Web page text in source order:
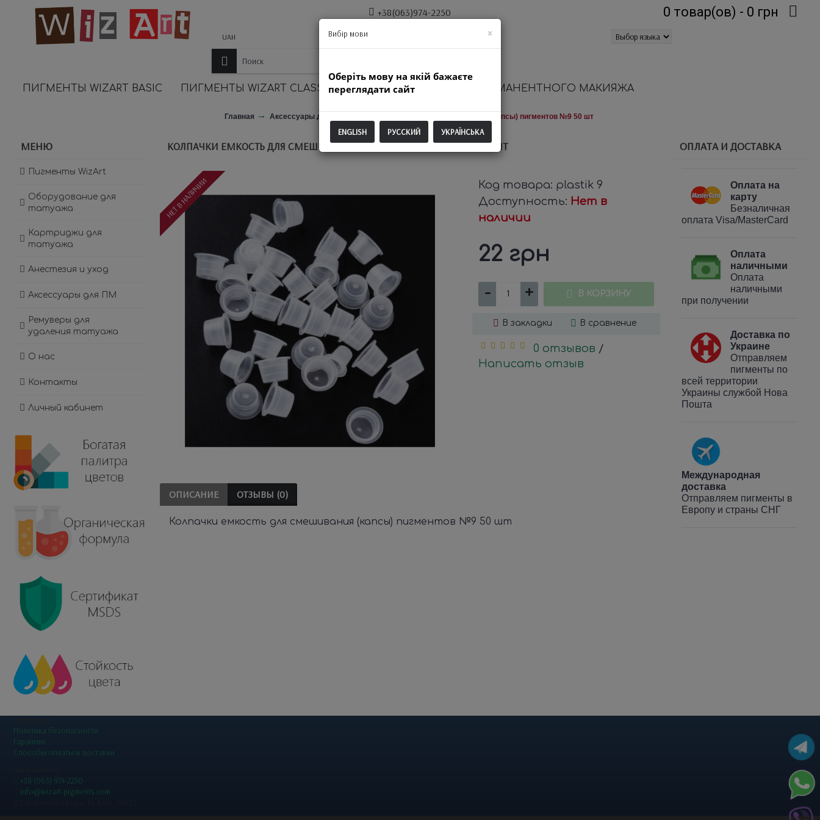
+38(063)974-2250 0 товар(ов) - 0 грн
UAH
ПИГМЕНТЫ WIZART BASIC ПИГМЕНТЫ WIZART CLASSIC ОБОРУДОВАНИЕ ДЛЯ ПЕРМАНЕНТНОГО МАКИЯЖА
Главная Аксессуары для ПМ Колпачки емкость для смешивания (капсы) пигментов №9 50 шт
МЕНЮ
Пигменты WizArt
Оборудование для
татуажа
Картриджи для
татуажа
Анестезия и уход
Аксессуары для ПМ
Ремуверы для
удаления татуажа
О нас
Контакты
Личный кабинет
ОПЛАТА И ДОСТАВКА
Оплата на
карту
Безналичная
оплата Visa/MasterCard
Оплата
наличными
Оплата
наличными
при получении
Доставка по
Украине
Отправляем
пигменты по
всей территории
Украины службой Нова
Пошта
Международная
доставка
Отправляем пигменты в
Европу и страны СНГ
КОЛПАЧКИ ЕМКОСТЬ ДЛЯ СМЕШИВАНИЯ (КАПСЫ) ПИГМЕНТОВ №9 50 ШТ
НЕТ В НАЛИЧИИ Код товара: plastik 9
Доступность: Нет в
наличии
22 грн
- + В КОРЗИНУ
В закладки В сравнение
0 отзывов /
Написать отзыв
ОПИСАНИЕ ОТЗЫВЫ (0)
Колпачки емкость для смешивания (капсы) пигментов №9 50 шт
Политика безопасности
Гарантия
Способы оплаты и доставки
+38 (063) 974-2250
info@wizart-pigments.com
Вибір мови ×
Оберіть мову на якій бажаєте
переглядати сайт
ENGLISH РУССКИЙ УКРАЇНСЬКА